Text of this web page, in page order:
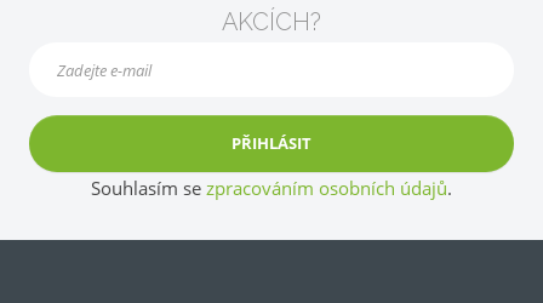
AKCÍCH?
PŘIHLÁSIT
Souhlasím se zpracováním osobních údajů.